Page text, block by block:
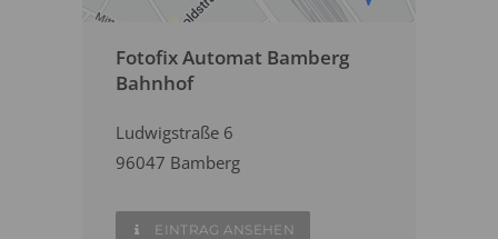
Fotofix Automat Bamberg
Bahnhof
Ludwigstraße 6
96047 Bamberg
EINTRAG ANSEHEN